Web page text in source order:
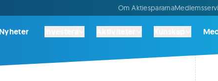
Om Aktiespararna
Nyheter